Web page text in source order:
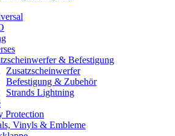
& Befestigung
Zusatzscheinwerfer
Befestigung & Zubehör
Strands Lightning
Protection
Vinyls & Embleme